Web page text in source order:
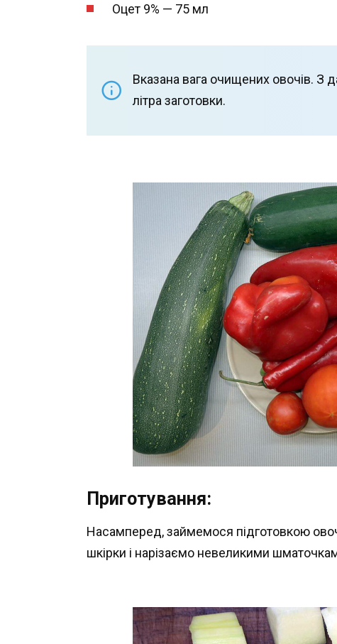
Оцет 9% — 75 мл
Вказана вага очищених овочів. З
літра заготовки.
Приготування:
Насамперед, займемося підготовкою
шкірки і нарізаємо невеликими